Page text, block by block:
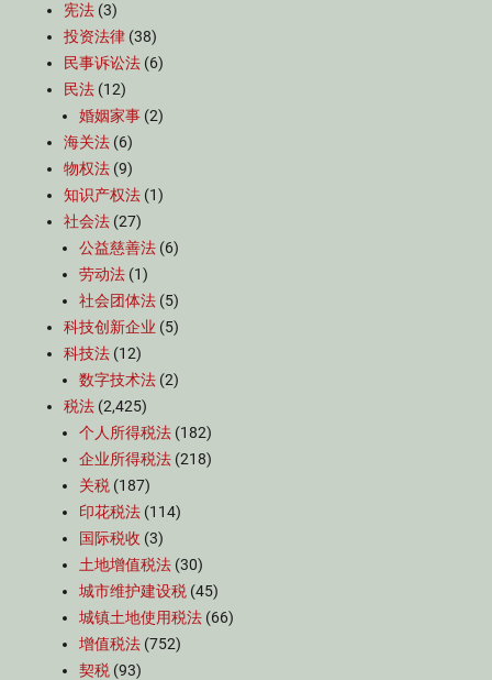
宪法 (3)
投资法律 (38)
民事诉讼法 (6)
民法 (12)
婚姻家事 (2)
海关法 (6)
物权法 (9)
知识产权法 (1)
社会法 (27)
公益慈善法 (6)
劳动法 (1)
社会团体法 (5)
科技创新企业 (5)
科技法 (12)
数字技术法 (2)
税法 (2,425)
个人所得税法 (182)
企业所得税法 (218)
关税 (187)
印花税法 (114)
国际税收 (3)
土地增值税法 (30)
城市维护建设税 (45)
城镇土地使用税法 (66)
增值税法 (752)
契税 (93)